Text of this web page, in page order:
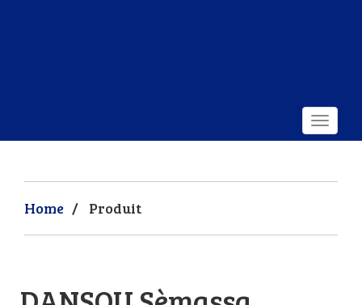
Home / Produit